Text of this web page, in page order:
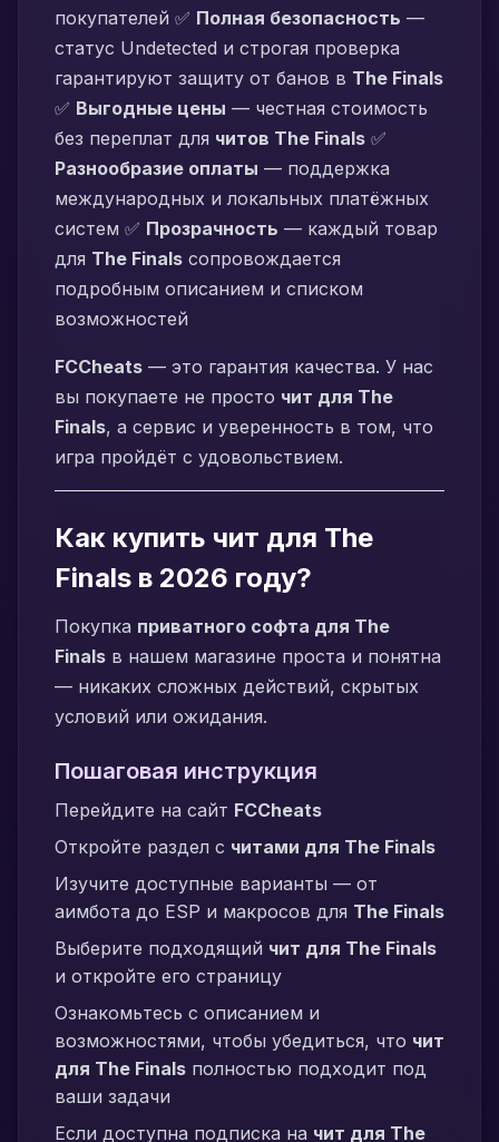
покупателей ✅ Полная безопасность —
статус Undetected и строгая проверка
гарантируют защиту от банов в The Finals
✅ Выгодные цены — честная стоимость
без переплат для читов The Finals ✅
Разнообразие оплаты — поддержка
международных и локальных платёжных
систем ✅ Прозрачность — каждый товар
для The Finals сопровождается
подробным описанием и списком
возможностей
FCCheats — это гарантия качества. У нас
вы покупаете не просто чит для The
Finals, а сервис и уверенность в том, что
игра пройдёт с удовольствием.
Как купить чит для The
Finals в 2026 году?
Покупка приватного софта для The
Finals в нашем магазине проста и понятна
— никаких сложных действий, скрытых
условий или ожидания.
Пошаговая инструкция
Перейдите на сайт FCCheats
Откройте раздел с читами для The Finals
Изучите доступные варианты — от
аимбота до ESP и макросов для The Finals
Выберите подходящий чит для The Finals
и откройте его страницу
Ознакомьтесь с описанием и
возможностями, чтобы убедиться, что чит
для The Finals полностью подходит под
ваши задачи
Если доступна подписка на чит для The